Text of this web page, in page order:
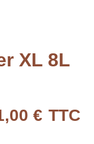
XL 8L
€ TTC